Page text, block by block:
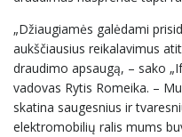
„Džiaugiamės galėdami
aukščiausius reikalavimus
draudimo apsaugą, – sako
vadovas Rytis Romeika. –
skatina saugesnius ir
elektromobilių ralis mums